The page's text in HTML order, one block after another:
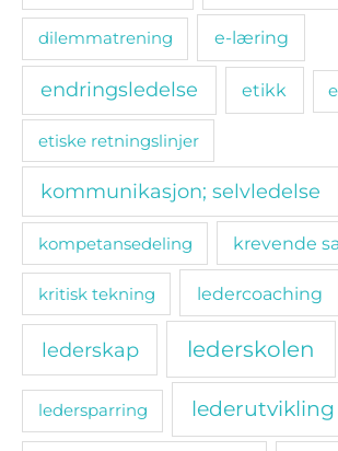
dilemmatrening e-læring
endringsledelse etikk
etiske retningslinjer
kommunikasjon; selvledelse
kompetansedeling krevende
kritisk tekning ledercoaching
lederskap lederskolen
ledersparring lederutvikling